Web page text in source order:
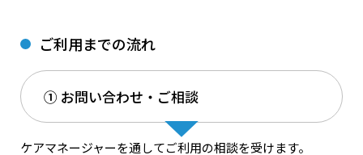
ご利⽤までの流れ
① お問い合わせ‧ご相談
ケアマネージャーを通してご利⽤の相談を受けます。